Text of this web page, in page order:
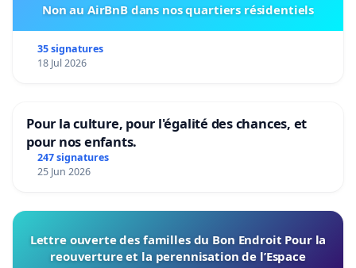
Non au AirBnB dans nos quartiers résidentiels
35 signatures
18 Jul 2026
Pour la culture, pour l'égalité des chances, et
pour nos enfants.
247 signatures
25 Jun 2026
Lettre ouverte des familles du Bon Endroit Pour la
reouverture et la perennisation de l’Espace